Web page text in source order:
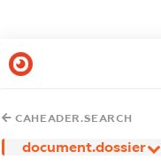
CAHEADER.SEARCH
document.dossier